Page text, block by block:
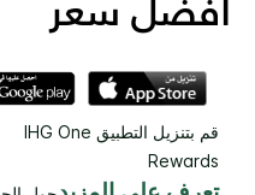
قم بتنزيل التطبيق IHG One
Rewards